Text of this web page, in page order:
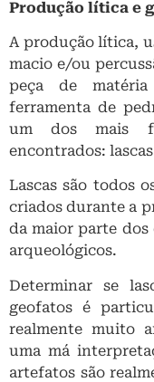
Produção lítica e
A produção lítica,
macio e/ou
peça de
ferramenta de
um dos mais
encontrados:
Lascas são todos
criados durante a
da maior parte
arqueológicos.
Determinar se
geofatos é
realmente muito
uma má
artefatos são